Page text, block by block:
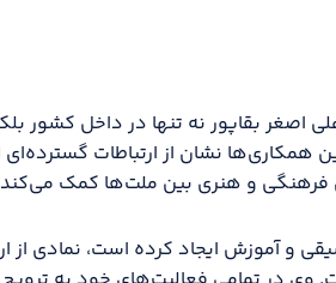
اصغر بقاپور نه تنها در داخل کشور
همکاری‌ها نشان از ارتباطات
فرهنگی و هنری بین ملت‌ها کمک
و آموزش ایجاد کرده است، نمادی